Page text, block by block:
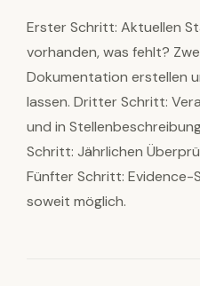
Erster Schritt: Aktuellen
vorhanden, was fehlt?
Dokumentation erstellen
lassen. Dritter Schritt:
und in
Schritt: Jährlichen
Fünfter Schritt: Evidence-
soweit möglich.